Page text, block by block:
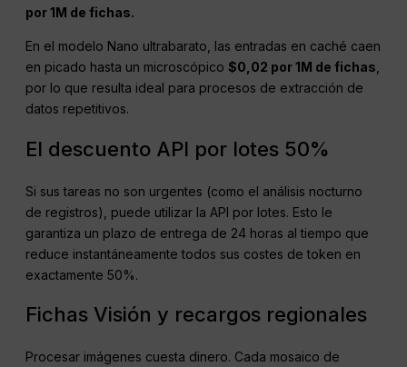
por 1M de fichas.
En el modelo Nano ultrabarato, las entradas en caché caen
en picado hasta un microscópico$0,02 por 1M de fichas
por lo que resulta ideal para procesos de extracción de
datos repetitivos.
El descuento API por lotes 50%
Si sus tareas no son urgentes (como el análisis nocturno
de registros), puede utilizar la API por lotes. Esto le
garantiza un plazo de entrega de 24 horas al tiempo que
reduce instantáneamente todos sus costes de token en
exactamente 50%.
Fichas Visión y recargos regionales
Procesar imágenes cuesta dinero. Cada mosaico de